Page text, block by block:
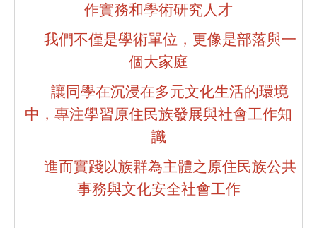
作實務和學術研究人才
我們不僅是學術單位，更像是部落與一
個大家庭
讓同學在沉浸在多元文化生活的環境
中， 專注學習原住民族發展與社會工作知
識
進而實踐以族群為主體之原住民族公共
事務與文化安全社會工作